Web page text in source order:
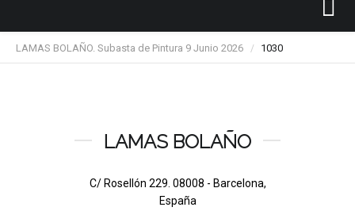
LAMAS BOLAÑO. Subasta de Pintura 9 Junio 2026 / 1030
LAMAS BOLAÑO
C/ Rosellón 229. 08008 - Barcelona,
España